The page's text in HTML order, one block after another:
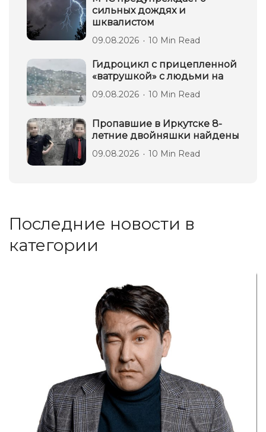
сильных дождях и
шквалистом
09.08.2026 10 Min Read
Гидроцикл с прицепленной
«ватрушкой» с людьми на
09.08.2026 10 Min Read
Пропавшие в Иркутске 8-
летние двойняшки найдены
09.08.2026 10 Min Read
Последние новости в
категории